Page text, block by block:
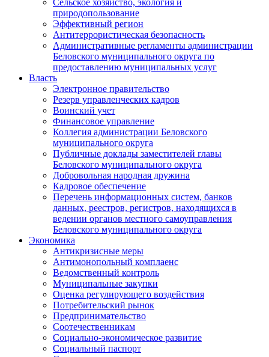
Сельское хозяйство, экология и
природопользование
Эффективный регион
Антитеррористическая безопасность
Административные регламенты администрации
Беловского муниципального округа по
предоставлению муниципальных услуг
Власть
Электронное правительство
Резерв управленческих кадров
Воинский учет
Финансовое управление
Коллегия администрации Беловского
муниципального округа
Публичные доклады заместителей главы
Беловского муниципального округа
Добровольная народная дружина
Кадровое обеспечение
Перечень информационных систем, банков
данных, реестров, регистров, находящихся в
ведении органов местного самоуправления
Беловского муниципального округа
Экономика
Антикризисные меры
Антимонопольный комплаенс
Ведомственный контроль
Муниципальные закупки
Оценка регулирующего воздействия
Потребительский рынок
Предпринимательство
Соотечественникам
Социально-экономическое развитие
Социальный паспорт